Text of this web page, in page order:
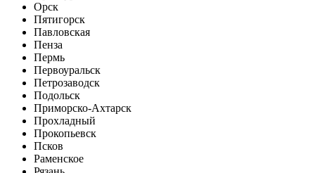
Орск
Пятигорск
Павловская
Пенза
Пермь
Первоуральск
Петрозаводск
Подольск
Приморско-Ахтарск
Прохладный
Прокопьевск
Псков
Раменское